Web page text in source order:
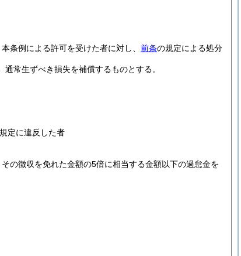
条例による許可を受けた者に対し、 前条の規定による処分
常生ずべき損失を補償するものとする。
定に違反した者
の徴収を免れた金額の5倍に相当する金額以下の過怠金を